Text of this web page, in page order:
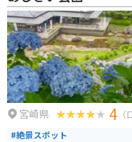
花々、自然を満喫できる遊歩道
し、山頂の展望台からは都城
宮崎県 4
#絶景スポット